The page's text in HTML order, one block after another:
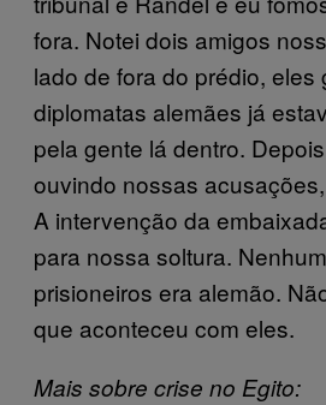
fora. Notei dois amigos
lado de fora do prédio, eles
diplomatas alemães já
pela gente lá dentro.
ouvindo nossas
A intervenção da
para nossa soltura.
prisioneiros era alemão.
que aconteceu com eles.
Mais sobre crise no Egito: